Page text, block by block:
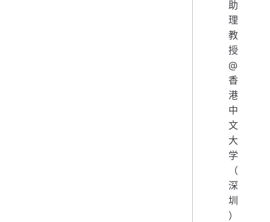
助
理
教
授
@
香
港
中
文
大
学
（
深
圳
）